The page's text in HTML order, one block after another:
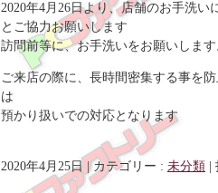
2020年4月26日より、店舗のお手洗
とご協力お願いします
訪問前等に、お手洗いをお願いします
ご来店の際に、長時間密集する事を
は
預かり扱いでの対応となります
2020年4月25日 |カテゴリー : 未分類